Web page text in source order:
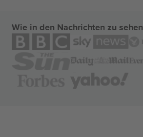
Wie in den Nachrichten zu sehen